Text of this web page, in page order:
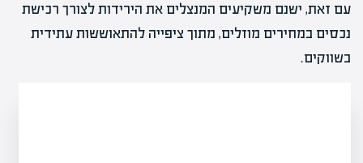
עם זאת, ישנם משקיעים המנצלים את הירידות לצורך רכישת
נכסים במחירים מוזלים, מתוך ציפייה להתאוששות עתידית
בשווקים.